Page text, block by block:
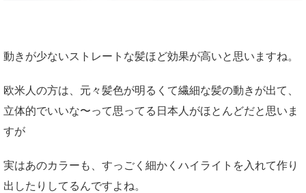
動きが少ないストレートな髪ほど効果が高いと思いますね。
欧米人の方は、元々髪色が明るくて繊細な髪の動きが出て、
立体的でいいな〜って思ってる日本人がほとんどだと思いま
すが
実はあのカラーも、すっごく細かくハイライトを入れて作り
出したりしてるんですよね。